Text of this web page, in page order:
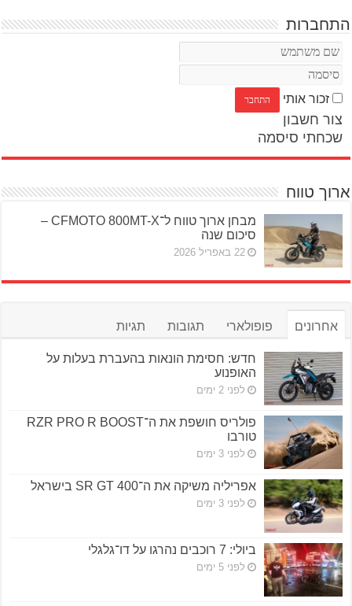
התחברות
זכור אותי
צור חשבון
שכחתי סיסמה
ארוך טווח
מבחן ארוך טווח ל־CFMOTO 800MT-X –
סיכום שנה
22 באפריל 2026
אחרונים פופולארי תגובות תגיות
חדש: חסימת הונאות בהעברת בעלות על
האופנוע
לפני 2 ימים
פולריס חושפת את ה־RZR PRO R BOOST
טורבו
לפני 3 ימים
אפריליה משיקה את ה־SR GT 400 בישראל
לפני 3 ימים
ביולי: 7 רוכבים נהרגו על דו־גלגלי
לפני 5 ימים